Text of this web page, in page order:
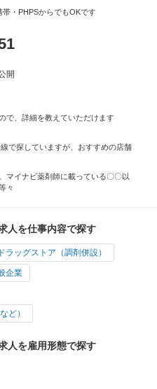
・PHPSからでもOKです
開
で、詳細を教えていただけます
で探していますが、おすすめの店舗
マイナビ薬剤師に載っている〇〇以
々
人を仕事内容で探す
ドラッグストア（調剤併設）
企業
ど）
人を雇用形態で探す